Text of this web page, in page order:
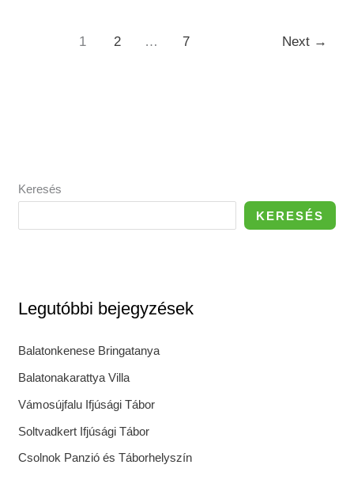
1 2 … 7 Next →
Keresés
KERESÉS
Legutóbbi bejegyzések
Balatonkenese Bringatanya
Balatonakarattya Villa
Vámosújfalu Ifjúsági Tábor
Soltvadkert Ifjúsági Tábor
Csolnok Panzió és Táborhelyszín